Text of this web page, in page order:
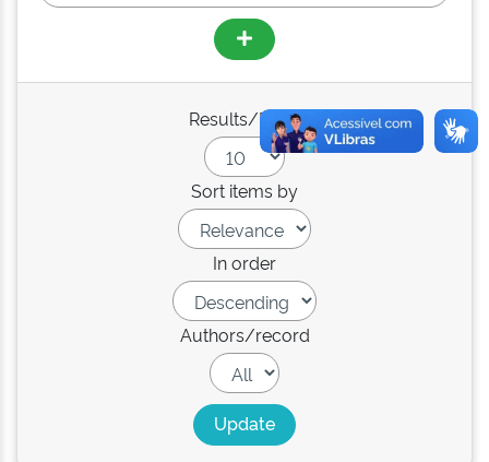
Results/Page
Sort items by
In order
Authors/record